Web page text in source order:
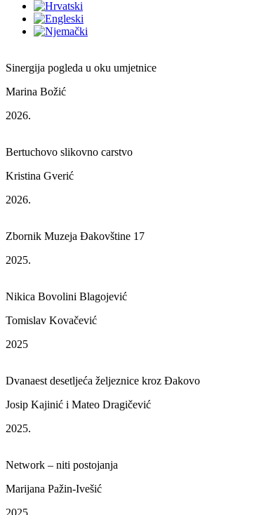
Sinergija pogleda u oku umjetnice
Marina Božić
2026.
Bertuchovo slikovno carstvo
Kristina Gverić
2026.
Zbornik Muzeja Đakovštine 17
2025.
Nikica Bovolini Blagojević
Tomislav Kovačević
2025
Dvanaest desetljeća željeznice kroz Đakovo
Josip Kajinić i Mateo Dragičević
2025.
Network – niti postojanja
Marijana Pažin-Ivešić
2025.